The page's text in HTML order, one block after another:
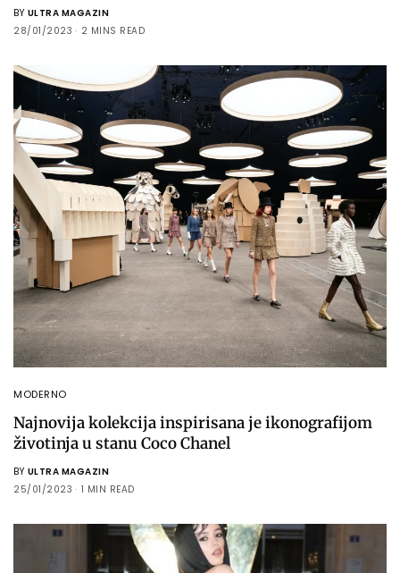
BY ULTRA MAGAZIN
28/01/2023
2 MINS READ
MODERNO
Najnovija kolekcija inspirisana je ikonografijom
životinja u stanu Coco Chanel
BY ULTRA MAGAZIN
25/01/2023
1 MIN READ